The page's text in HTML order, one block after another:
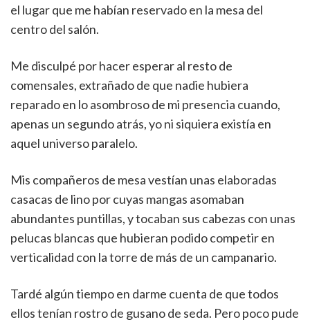
el lugar que me habían reservado en la mesa del
centro del salón.
Me disculpé por hacer esperar al resto de
comensales, extrañado de que nadie hubiera
reparado en lo asombroso de mi presencia cuando,
apenas un segundo atrás, yo ni siquiera existía en
aquel universo paralelo.
Mis compañeros de mesa vestían unas elaboradas
casacas de lino por cuyas mangas asomaban
abundantes puntillas, y tocaban sus cabezas con unas
pelucas blancas que hubieran podido competir en
verticalidad con la torre de más de un campanario.
Tardé algún tiempo en darme cuenta de que todos
ellos tenían rostro de gusano de seda. Pero poco pude